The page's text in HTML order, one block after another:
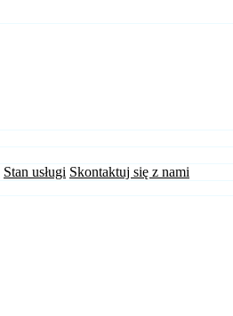
Stan usługi Skontaktuj się z nami